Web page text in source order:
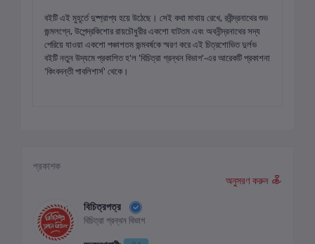
বইটি এই মুহূর্তে দুষ্প্রাপ্য হয়ে উঠেছে। সেই কথা মাথায় রেখে, রবীন্দ্রনাথের শুভ
জন্মলগ্নে, উপেন্দ্রকিশোর রায়চৌধুরীর একশো যাটতম এবং অবনীন্দ্রনাথের সদ্য
পেরিয়ে যাওয়া একশো পঞ্চাশতম জন্মবর্ষকে স্মরণ করে এই চিত্রশোভিত দুর্লভ
বইটি নতুন উদ্যমে প্রকাশিত হ'ল 'বিচিত্রা গ্রন্থন বিভাগ'-এর আরেকটি প্রকাশনা
'কিংবদন্তী পাবলিশার্স' থেকে।
প্রকাশক
অনুসরণ করুন
বিচিত্রপত্র
বিচিত্রা গ্রন্থন বিভাগ